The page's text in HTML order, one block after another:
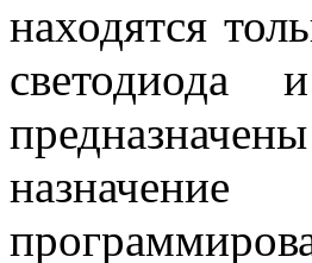
находятся